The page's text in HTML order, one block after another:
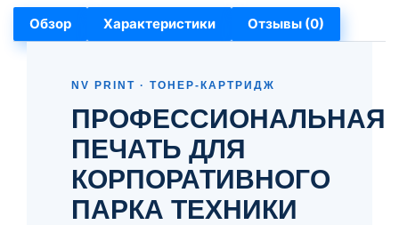
Обзор Характеристики Отзывы (0)
NV PRINT · ТОНЕР-КАРТРИДЖ
ПРОФЕССИОНАЛЬНАЯ
ПЕЧАТЬ ДЛЯ
КОРПОРАТИВНОГО
ПАРКА ТЕХНИКИ